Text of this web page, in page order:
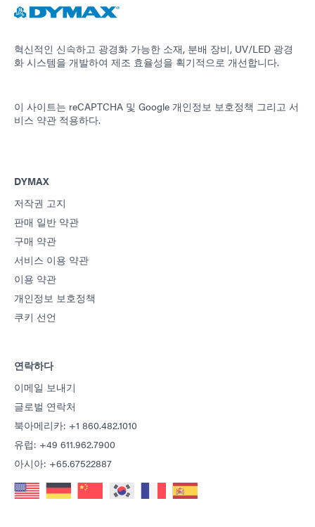
혁신적인 신속하고 광경화 가능한 소재, 분배 장비, UV/LED 광경
화 시스템을 개발하여 제조 효율성을 획기적으로 개선합니다.
이 사이트는 reCAPTCHA 및 Google 개인정보 보호정책 그리고 서
비스 약관 적용하다.
DYMAX
저작권 고지
판매 일반 약관
구매 약관
서비스 이용 약관
이용 약관
개인정보 보호정책
쿠키 선언
연락하다
이메일 보내기
글로벌 연락처
북아메리카: +1 860.482.1010
유럽: +49 611.962.7900
아시아: +65.67522887